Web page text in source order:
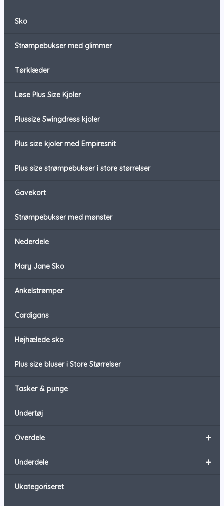
Sko
Strømpebukser med glimmer
Tørklæder
Løse Plus Size Kjoler
Plussize Swingdress kjoler
Plus size kjoler med Empiresnit
Plus size strømpebukser i store størrelser
Gavekort
Strømpebukser med mønster
Nederdele
Mary Jane Sko
Ankelstrømper
Cardigans
Højhælede sko
Plus size bluser i Store Størrelser
Tasker & punge
Undertøj
+
Overdele
+
Underdele
Ukategoriseret